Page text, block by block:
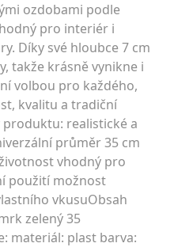
ozdobami podle
pro interiér i
Díky své hloubce 7 cm
takže krásně vynikne i
volbou pro každého,
kvalitu a tradiční
realistické a
průměr 35 cm
vhodný pro
použití možnost
vkusuObsah
zelený 35
materiál: plast barva: